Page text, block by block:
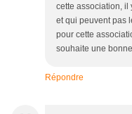
cette association, il
et qui peuvent pas
pour cette
souhaite une
Répondre